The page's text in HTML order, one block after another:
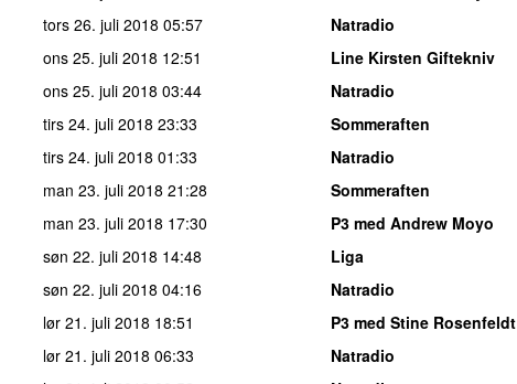
tors 26. juli 2018 05:57
Natradio
ons 25. juli 2018 12:51
Line Kirsten Giftekniv
ons 25. juli 2018 03:44
Natradio
tirs 24. juli 2018 23:33
Sommeraften
tirs 24. juli 2018 01:33
Natradio
man 23. juli 2018 21:28
Sommeraften
man 23. juli 2018 17:30
P3 med Andrew Moyo
søn 22. juli 2018 14:48
Liga
søn 22. juli 2018 04:16
Natradio
lør 21. juli 2018 18:51
P3 med Stine Rosenfeldt
lør 21. juli 2018 06:33
Natradio